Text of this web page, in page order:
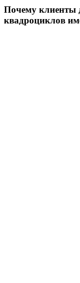
Почему клиенты
квадроциклов